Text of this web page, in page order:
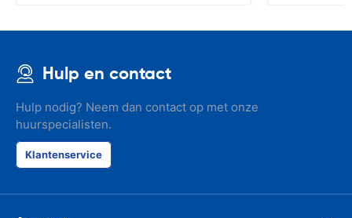
Hulp en contact
Hulp nodig? Neem dan contact op met onze
huurspecialisten.
Klantenservice